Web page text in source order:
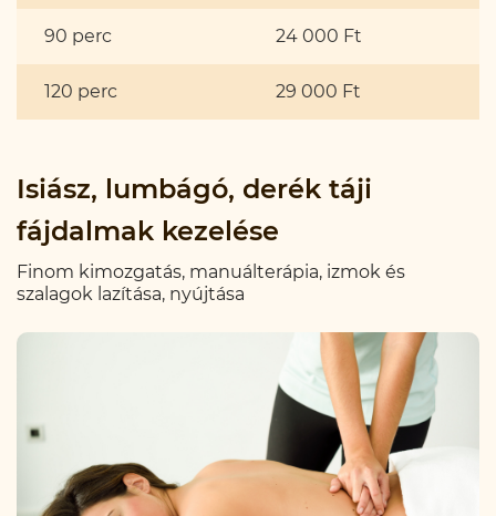
90 perc 24 000 Ft
120 perc 29 000 Ft
Isiász, lumbágó, derék táji
fájdalmak kezelése
Finom kimozgatás, manuálterápia, izmok és
szalagok lazítása, nyújtása